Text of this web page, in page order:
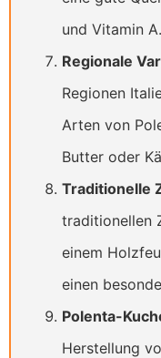
und Vitamin A.
Regionale
Regionen
Arten von
Butter oder
Traditionelle
traditionellen
einem
einen
Polenta-
Herstellung